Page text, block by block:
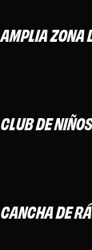
AMPLIA ZONA
CLUB DE NIÑOS
CANCHA DE